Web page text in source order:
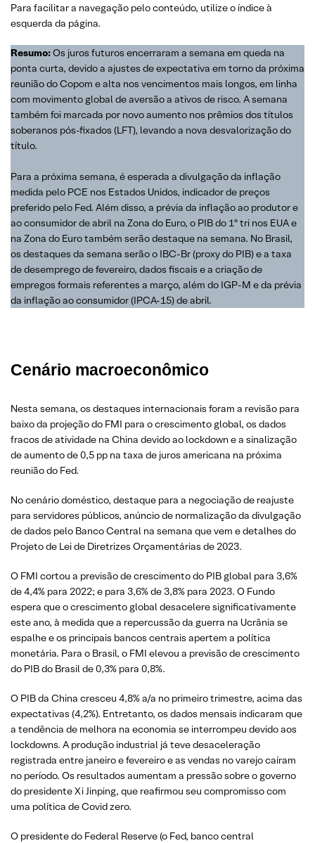
Para facilitar a navegação pelo conteúdo, utilize o índice à
esquerda da página.
Resumo:Os juros futuros encerraram a semana em queda na
ponta curta, devido a ajustes de expectativa em torno da próxima
reunião do Copom e alta nos vencimentos mais longos, em linha
com movimento global de aversão a ativos de risco. A semana
também foi marcada por novo aumento nos prêmios dos títulos
soberanos pós-fixados (LFT), levando a nova desvalorização do
título.
Para a próxima semana, é esperada a divulgação da inflação
medida pelo PCE nos Estados Unidos, indicador de preços
preferido pelo Fed. Além disso, a prévia da inflação ao produtor e
ao consumidor de abril na Zona do Euro, o PIB do 1º tri nos EUA e
na Zona do Euro também serão destaque na semana. No Brasil,
os destaques da semana serão o IBC-Br (proxy do PIB) e a taxa
de desemprego de fevereiro, dados fiscais e a criação de
empregos formais referentes a março, além do IGP-M e da prévia
da inflação ao consumidor (IPCA-15) de abril.
Cenário macroeconômico
Nesta semana, os destaques internacionais foram a revisão para
baixo da projeção do FMI para o crescimento global, os dados
fracos de atividade na China devido ao lockdown e a sinalização
de aumento de 0,5 pp na taxa de juros americana na próxima
reunião do Fed.
No cenário doméstico, destaque para a negociação de reajuste
para servidores públicos, anúncio de normalização da divulgação
de dados pelo Banco Central na semana que vem e detalhes do
Projeto de Lei de Diretrizes Orçamentárias de 2023.
O FMI cortou a previsão de crescimento do PIB global para 3,6%
de 4,4% para 2022; e para 3,6% de 3,8% para 2023. O Fundo
espera que o crescimento global desacelere significativamente
este ano, à medida que a repercussão da guerra na Ucrânia se
espalhe e os principais bancos centrais apertem a política
monetária. Para o Brasil, o FMI elevou a previsão de crescimento
do PIB do Brasil de 0,3% para 0,8%.
O PIB da China cresceu 4,8% a/a no primeiro trimestre, acima das
expectativas (4,2%). Entretanto, os dados mensais indicaram que
a tendência de melhora na economia se interrompeu devido aos
lockdowns. A produção industrial já teve desaceleração
registrada entre janeiro e fevereiro e as vendas no varejo caíram
no período. Os resultados aumentam a pressão sobre o governo
do presidente Xi Jinping, que reafirmou seu compromisso com
uma política de Covid zero.
O presidente do Federal Reserve (o Fed, banco central